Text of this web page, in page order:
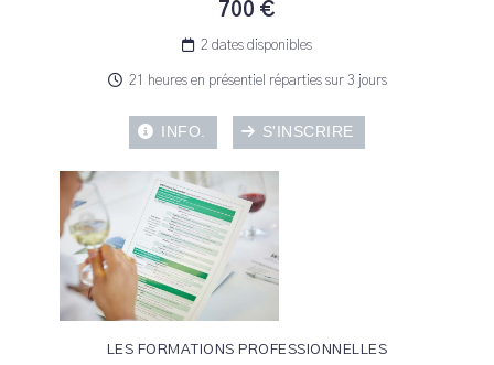
700 €
2 dates disponibles
21 heures en présentiel réparties sur 3 jours
INFO. S'INSCRIRE
LES FORMATIONS PROFESSIONNELLES